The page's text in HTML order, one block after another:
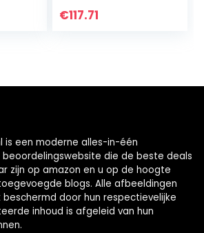
€117.71
is een moderne alles-in-één
beoordelingswebsite die de beste deals
zijn op amazon en u op de hoogte
blogs. Alle afbeeldingen
beschermd door hun respectievelijke
inhoud is afgeleid van hun